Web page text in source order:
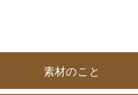
素材のこと